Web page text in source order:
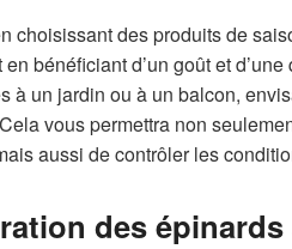
choisissant des produits de
en bénéficiant d’un goût et
à un jardin ou à un balcon,
vous permettra non
aussi de contrôler les
des